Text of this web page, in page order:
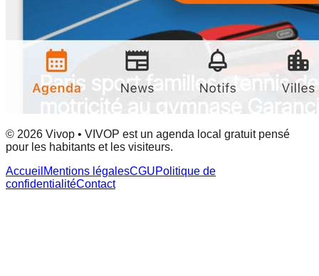
© 2026 Vivop • VIVOP est un agenda local gratuit pensé
pour les habitants et les visiteurs.
Accueil Mentions légalesCGUPolitique de
confidentialitéContact